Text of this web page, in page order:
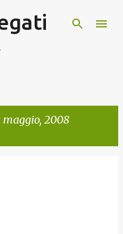
principali
2008